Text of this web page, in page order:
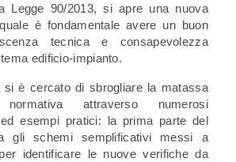
Legge 90/2013, si apre una nuova
è fondamentale avere un buon
tecnica e consapevolezza
edificio-impianto.
si è cercato di sbrogliare la matassa
attraverso numerosi
ed esempi pratici: la prima parte del
gli schemi semplificativi messi a
identificare le nuove verifiche da